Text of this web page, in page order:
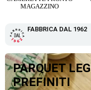
MAGAZZINO
FABBRICA DAL 1962
PARQUET
PREFINITI